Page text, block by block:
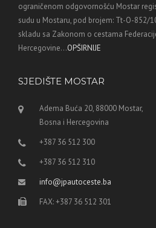
ograničenom odgovornošću Mostar
sudu u Mostaru, pod brojem: Tt-O-852/
skladu sa Zakonom o cestama
Hercegovine...OPŠIRNIJE
SJEDIŠTE MOSTAR
Adema Buća 20, 88000 Mostar,
Bosna i Hercegovina
+387 36 512 300
+387 36 512 310
info@jpautoceste.ba
FAX: +387 36 512 301